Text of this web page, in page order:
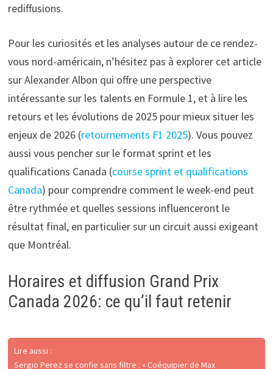
rediffusions.
Pour les curiosités et les analyses autour de ce rendez-
vous nord-américain, n’hésitez pas à explorer cet article
sur Alexander Albon qui offre une perspective
intéressante sur les talents en Formule 1, et à lire les
retours et les évolutions de 2025 pour mieux situer les
enjeux de 2026 (retournements F1 2025). Vous pouvez
aussi vous pencher sur le format sprint et les
qualifications Canada (course sprint et qualifications
Canada) pour comprendre comment le week-end peut
être rythmée et quelles sessions influenceront le
résultat final, en particulier sur un circuit aussi exigeant
que Montréal.
Horaires et diffusion Grand Prix
Canada 2026: ce qu’il faut retenir
Lire aussi :
Sergio Perez se confie sans filtre : « Coéquipier de Max